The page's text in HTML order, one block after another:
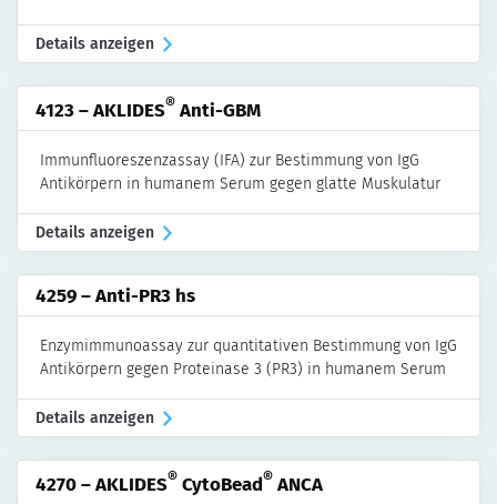
Details anzeigen
4123 – AKLIDES® Anti-GBM
Immunfluoreszenzassay (IFA) zur Bestimmung von IgG
Antikörpern in humanem Serum gegen glatte Muskulatur
Details anzeigen
4259 – Anti-PR3 hs
Enzymimmunoassay zur quantitativen Bestimmung von IgG
Antikörpern gegen Proteinase 3 (PR3) in humanem Serum
Details anzeigen
4270 – AKLIDES® CytoBead® ANCA